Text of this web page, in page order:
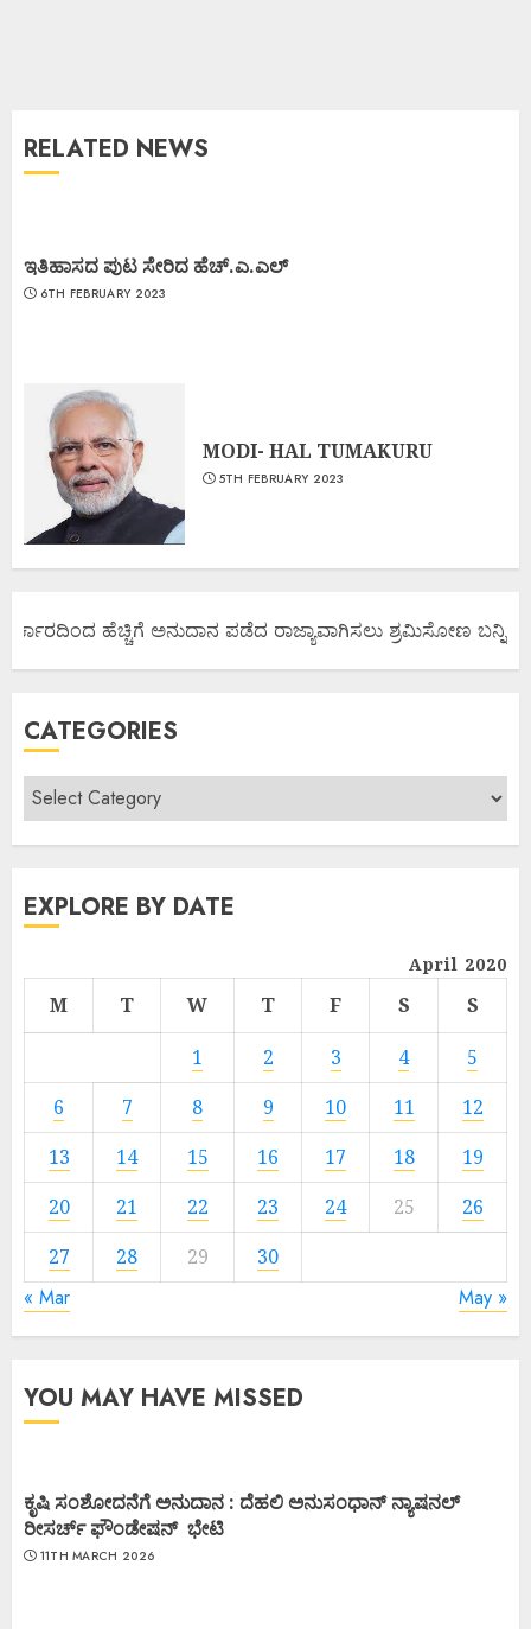
RELATED NEWS
ಇತಿಹಾಸದ ಪುಟ ಸೇರಿದ ಹೆಚ್.ಎ.ಎಲ್
6TH FEBRUARY 2023
MODI- HAL TUMAKURU
5TH FEBRUARY 2023
ಸರ್ಕಾರದಿಂದ ಹೆಚ್ಚಿಗೆ ಅನುದಾನ ಪಡೆದ ರಾಜ್ಯಾವಾಗಿಸಲು ಶ್ರಮಿಸೋಣ ಬನ್ನಿ.
CATEGORIES
EXPLORE BY DATE
April 2020
M T W T F S
S
1
2 3 4
5
6
7 8 9 10 11
12
13
14 15 16 17 18
19
20
21 22 23 24 25
26
27
28 29 30
« Mar May »
YOU MAY HAVE MISSED
ಕೃಷಿ ಸಂಶೋದನೆಗೆ ಅನುದಾನ : ದೆಹಲಿ ಅನುಸಂಧಾನ್ ನ್ಯಾಷನಲ್
ರೀಸರ್ಚ್ ಫೌಂಡೇಷನ್ ಭೇಟಿ
11TH MARCH 2026